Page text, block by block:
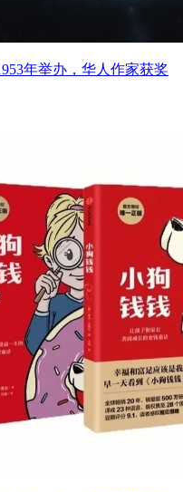
年举办，华人作家获奖